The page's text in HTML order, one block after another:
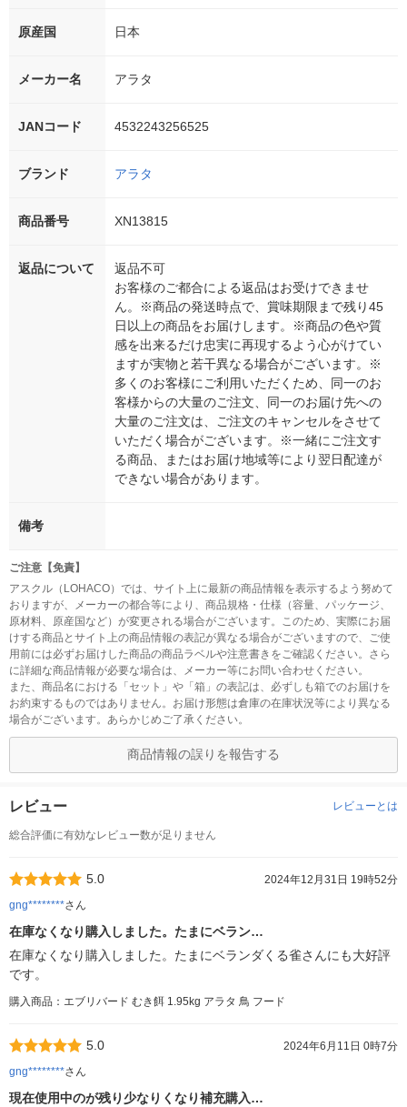
原産国 日本
メーカー名 アラタ
JANコード 4532243256525
ブランド アラタ
商品番号 XN13815
返品について
返品不可
お客様のご都合による返品はお受けできませ
ん。※商品の発送時点で、賞味期限まで残り45
日以上の商品をお届けします。※商品の色や質
感を出来るだけ忠実に再現するよう心がけてい
ますが実物と若干異なる場合がございます。※
多くのお客様にご利用いただくため、同一のお
客様からの大量のご注文、同一のお届け先への
大量のご注文は、ご注文のキャンセルをさせて
いただく場合がございます。※一緒にご注文す
る商品、またはお届け地域等により翌日配達が
できない場合があります。
備考
ご注意【免責】
アスクル（LOHACO）では、サイト上に最新の商品情報を表示するよう努めて
おりますが、メーカーの都合等により、商品規格・仕様（容量、パッケージ、
原材料、原産国など）が変更される場合がございます。このため、実際にお届
けする商品とサイト上の商品情報の表記が異なる場合がございますので、ご使
用前には必ずお届けした商品の商品ラベルや注意書きをご確認ください。さら
に詳細な商品情報が必要な場合は、メーカー等にお問い合わせください。
また、商品名における「セット」や「箱」の表記は、必ずしも箱でのお届けを
お約束するものではありません。お届け形態は倉庫の在庫状況等により異なる
場合がございます。あらかじめご了承ください。
商品情報の誤りを報告する
レビュー レビューとは
総合評価に有効なレビュー数が足りません
5.0
2024年12月31日 19時52分
gng********さん
在庫なくなり購入しました。たまにベラン…
在庫なくなり購入しました。たまにベランダくる雀さんにも大好評
です。
購入商品：エブリバード むき餌 1.95kg アラタ 鳥 フード
5.0
2024年6月11日 0時7分
gng********さん
現在使用中のが残り少なりくなり補充購入…